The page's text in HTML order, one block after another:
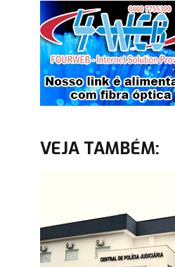
VEJA TAMBÉM: